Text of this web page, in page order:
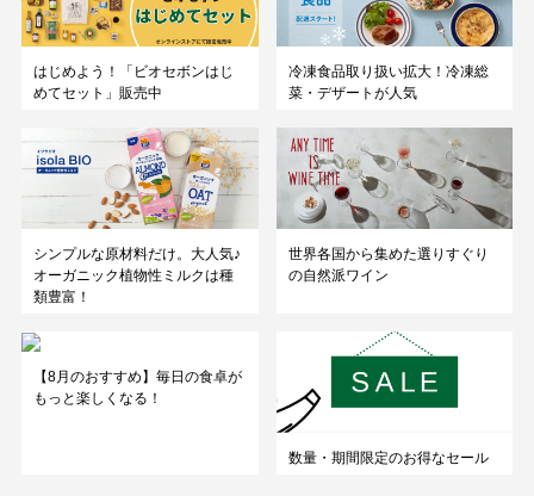
はじめよう！「ビオセボンはじ
めてセット」販売中
冷凍食品取り扱い拡大！冷凍総
菜・デザートが人気
シンプルな原材料だけ。大人気♪
オーガニック植物性ミルクは種
類豊富！
世界各国から集めた選りすぐり
の自然派ワイン
【8月のおすすめ】毎日の食卓が
もっと楽しくなる！
数量・期間限定のお得なセール